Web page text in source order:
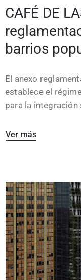
CAFÉ DE
barrios
El anexo
establece el
para la integración
Ver más